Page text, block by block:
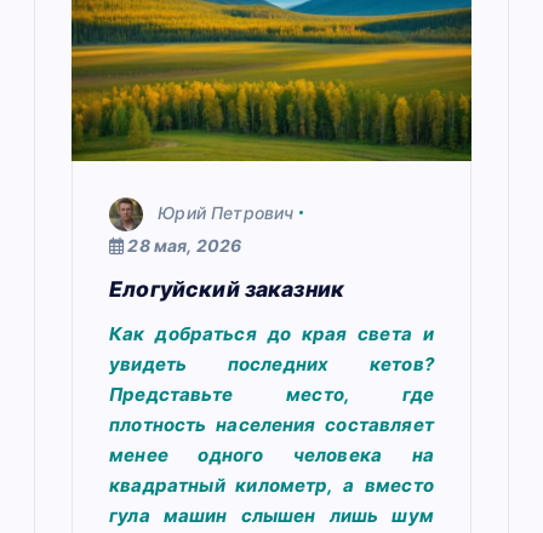
Юрий Петрович
28 мая, 2026
Елогуйский заказник
Как добраться до края света и
увидеть последних кетов?
Представьте место, где
плотность населения составляет
менее одного человека на
квадратный километр, а вместо
гула машин слышен лишь шум